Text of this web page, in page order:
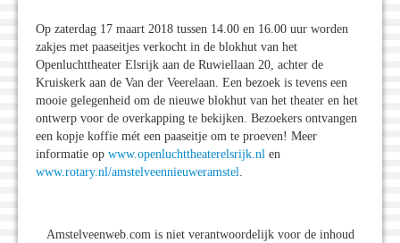
Op zaterdag 17 maart 2018 tussen 14.00 en 16.00 uur worden
zakjes met paaseitjes verkocht in de blokhut van het
Openluchttheater Elsrijk aan de Ruwiellaan 20, achter de
Kruiskerk aan de Van der Veerelaan. Een bezoek is tevens een
mooie gelegenheid om de nieuwe blokhut van het theater en het
ontwerp voor de overkapping te bekijken. Bezoekers ontvangen
een kopje koffie mét een paaseitje om te proeven! Meer
informatie op www.openluchttheaterelsrijk.nl en
www.rotary.nl/amstelveennieuweramstel
Amstelveenweb.com is niet verantwoordelijk voor de inhoud